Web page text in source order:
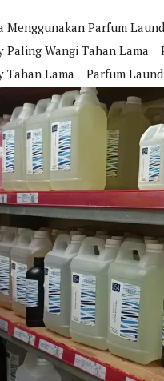
Menggunakan Parfum
Paling Wangi Tahan Lama
Tahan Lama
Parfum